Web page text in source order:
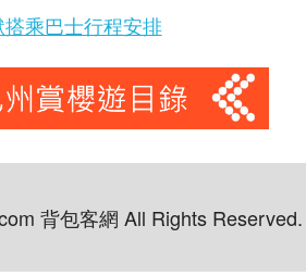
乘巴士行程安排
背包客網 All Rights Reserved.